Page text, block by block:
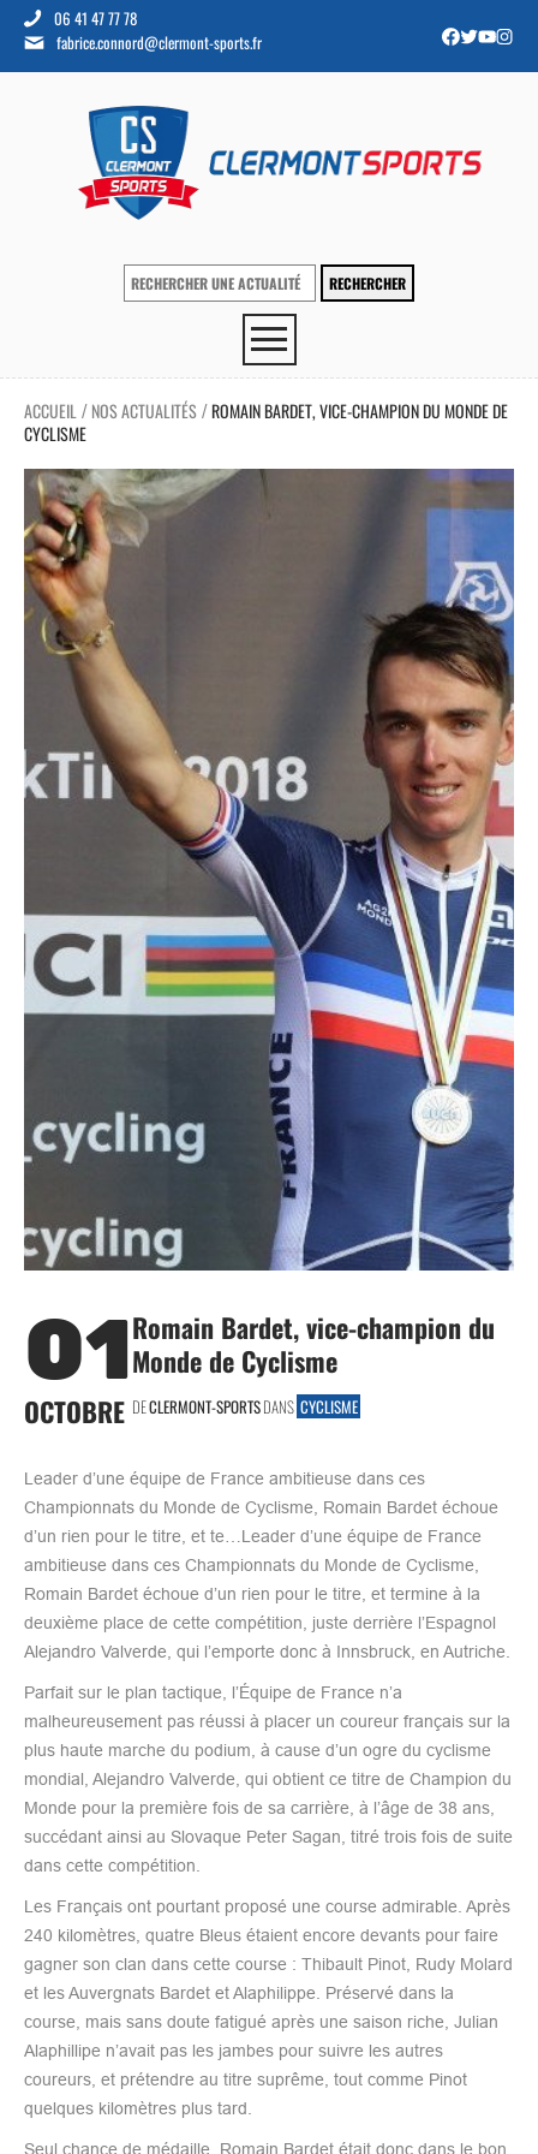
06 41 47 77 78
fabrice.connord@clermont-sports.fr
ACCUEIL / NOS ACTUALITÉS /ROMAIN BARDET, VICE-CHAMPION DU MONDE DE
CYCLISME
01
OCTOBRE
Romain Bardet, vice-champion du
Monde de Cyclisme
DECLERMONT-SPORTSDANS CYCLISME
Leader d’une équipe de France ambitieuse dans ces
Championnats du Monde de Cyclisme, Romain Bardet échoue
d’un rien pour le titre, et te…Leader d’une équipe de France
ambitieuse dans ces Championnats du Monde de Cyclisme,
Romain Bardet échoue d’un rien pour le titre, et termine à la
deuxième place de cette compétition, juste derrière l’Espagnol
Alejandro Valverde, qui l’emporte donc à Innsbruck, en Autriche.
Parfait sur le plan tactique, l’Équipe de France n’a
malheureusement pas réussi à placer un coureur français sur la
plus haute marche du podium, à cause d’un ogre du cyclisme
mondial, Alejandro Valverde, qui obtient ce titre de Champion du
Monde pour la première fois de sa carrière, à l’âge de 38 ans,
succédant ainsi au Slovaque Peter Sagan, titré trois fois de suite
dans cette compétition.
Les Français ont pourtant proposé une course admirable. Après
240 kilomètres, quatre Bleus étaient encore devants pour faire
gagner son clan dans cette course : Thibault Pinot, Rudy Molard
et les Auvergnats Bardet et Alaphilippe. Préservé dans la
course, mais sans doute fatigué après une saison riche, Julian
Alaphillipe n’avait pas les jambes pour suivre les autres
coureurs, et prétendre au titre suprême, tout comme Pinot
quelques kilomètres plus tard.
Seul chance de médaille, Romain Bardet était donc dans le bon